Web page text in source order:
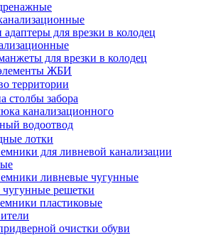
для врезки в колодец
для врезки в колодец
ЖБИ
территории
столбы забора
канализационного
водоотвод
лотки
для ливневой канализации
ливневые чугунные
решетки
пластиковые
очистки обуви